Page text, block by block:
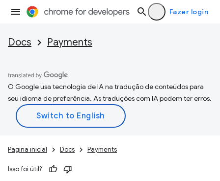
Fazer login
Docs Payments
O Google usa tecnologia de IA na tradução de conteúdos para
seu idioma de preferência. As traduções com IA podem ter erros.
Página inicial Docs Payments
Isso foi útil?